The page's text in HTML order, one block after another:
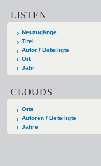
LISTEN
Neuzugänge
Titel
Autor / Beteiligte
Ort
Jahr
CLOUDS
Orte
Autoren / Beteiligte
Jahre